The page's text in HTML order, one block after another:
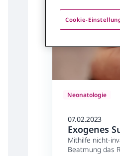
Neonatologie
07.02.2023
Exogenes
Mithilfe nicht-
Beatmung das
Cookie-